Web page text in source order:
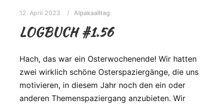
12. April 2023 Alpakaalltag
LOGBUCH #1.56
Hach, das war ein Osterwochenende! Wir hatten
zwei wirklich schöne Osterspaziergänge, die uns
motivieren, in diesem Jahr noch den ein oder
anderen Themenspaziergang anzubieten. Wir